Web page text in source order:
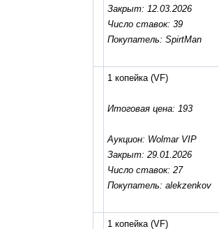
Закрыт: 12.03.2026
Число ставок: 39
Покупатель: SpirtMan
1 копейка(VF)
Итоговая цена: 193
Аукцион: Wolmar VIP
Закрыт: 29.01.2026
Число ставок: 27
Покупатель: alekzenkov
1 копейка(VF)